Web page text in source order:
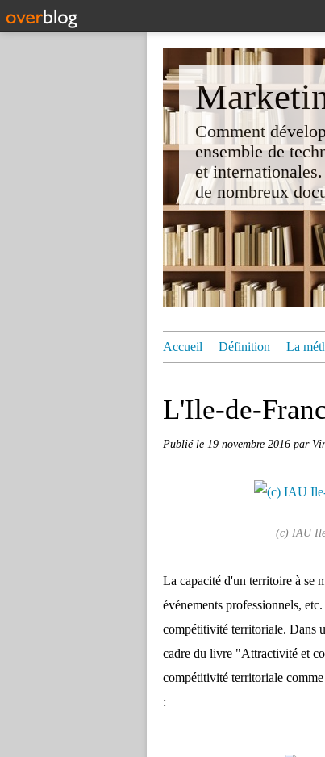
Comment
ensemble de
et
de nombreux
Accueil Définition La
L'Ile-de-
Publié le 19 novembre 2016 par
(c) IAU
La capacité d'un territoire à se
événements professionnels,
compétitivité territoriale. Dans
cadre du livre "Attractivité et
compétitivité territoriale
: